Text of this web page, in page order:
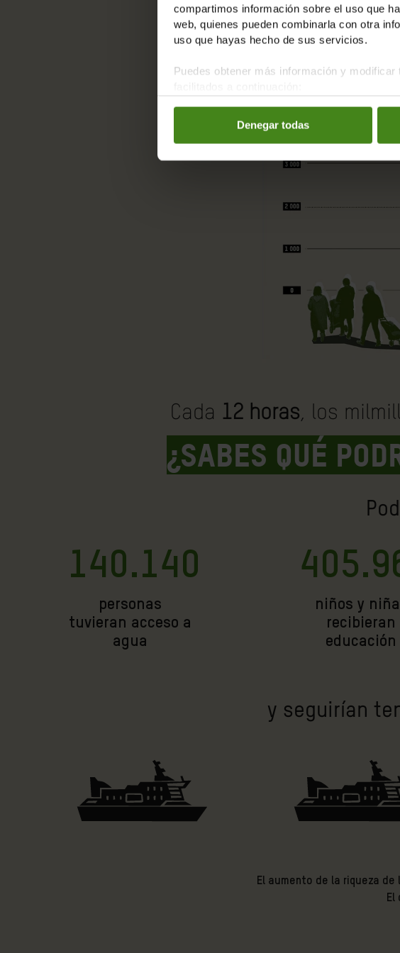
compartimos información sobre el uso que
web, quienes pueden combinarla con otra
uso que hayas hecho de sus servicios.
Puedes obtener más información y
Denegar todas
No es un fallo del sistema, es el
poder de los
Firma para exigir impuestos justos,
Cada 12 horas, los
¿Sabes qué
140.140
personas
tuvieran acceso a
agua
niños y
recibieran
educación
y seguirían
El aumento de la riqueza
El